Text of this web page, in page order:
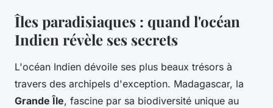
Îles paradisiaques : quand l'océan
Indien révèle ses secrets
L'océan Indien dévoile ses plus beaux trésors à
travers des archipels d'exception. Madagascar, la
Grande Île, fascine par sa biodiversité unique au